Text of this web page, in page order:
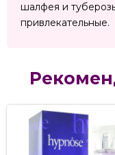
шалфея и
привлекательные.